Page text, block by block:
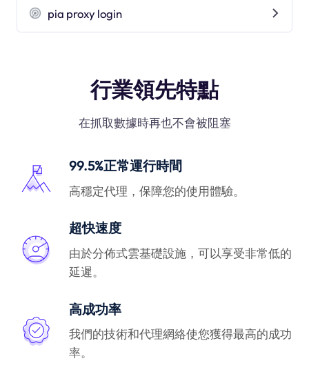
pia proxy login
行業領先特點
在抓取數據時再也不會被阻塞
99.5%正常運行時間
高穩定代理，保障您的使用體驗。
超快速度
由於分佈式雲基礎設施，可以享受非常低的
延遲。
高成功率
我們的技術和代理網絡使您獲得最高的成功
率。